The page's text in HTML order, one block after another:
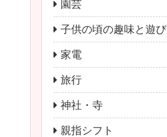
園芸
子供の頃の趣味と遊び
家電
旅行
神社・寺
親指シフト